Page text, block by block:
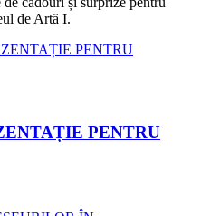
de Artă I.
PENTRU